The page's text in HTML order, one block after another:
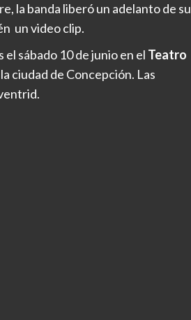
la banda liberó un adelanto de su
un video clip.
sábado 10 de junio en el Teatro
ciudad de Concepción. Las